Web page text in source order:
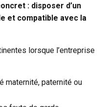
: disposer d’un
et compatible avec la
lorsque l’entreprise
maternité, paternité ou